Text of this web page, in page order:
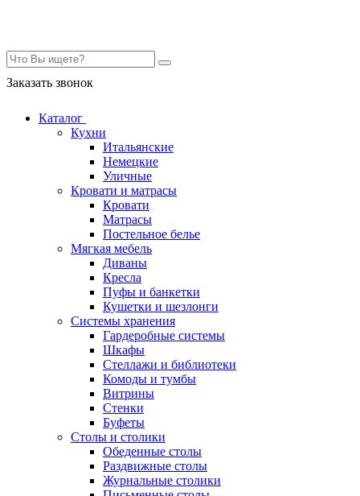
Заказать звонок
Каталог
Кухни
Итальянские
Немецкие
Уличные
Кровати и матрасы
Кровати
Матрасы
Постельное белье
Мягкая мебель
Диваны
Кресла
Пуфы и банкетки
Кушетки и шезлонги
Системы хранения
Гардеробные системы
Шкафы
Стеллажи и библиотеки
Комоды и тумбы
Витрины
Стенки
Буфеты
Столы и столики
Обеденные столы
Раздвижные столы
Журнальные столики